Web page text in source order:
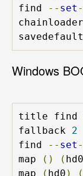
find
-- set -
Windows
title find
fallback 2
find
-- set -
map
() ( hd0
map
( hd0 )